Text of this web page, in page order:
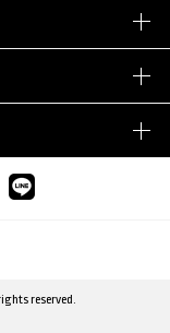
reserved.